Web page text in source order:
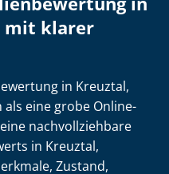
mit klarer
in Kreuztal,
eine grobe Online-
nach­voll­zieh­ba­re
in Kreuztal,
Zustand,